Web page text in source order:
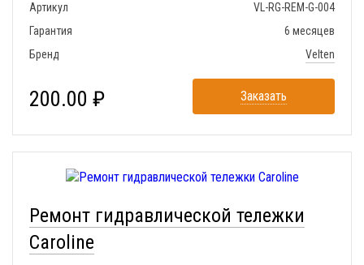
Артикул
VL-RG-REM-G-004
Гарантия
6 месяцев
Бренд
Velten
200.00 ₽ Заказать
Ремонт гидравлической тележки
Caroline